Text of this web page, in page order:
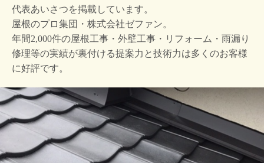
代表あいさつを掲載しています。
屋根のプロ集団・株式会社ゼファン。
年間2,000件の屋根工事・外壁工事・リフォーム・雨漏り
修理等の実績が裏付ける提案力と技術力は多くのお客様
に好評です。